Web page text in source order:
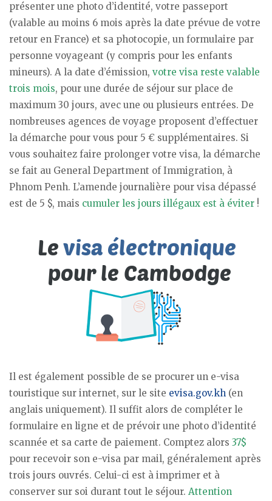
présenter une photo d’identité, votre passeport
(valable au moins 6 mois après la date prévue de votre
retour en France) et sa photocopie, un formulaire par
personne voyageant (y compris pour les enfants
mineurs). A la date d’émission, votre visa reste valable
trois mois, pour une durée de séjour sur place de
maximum 30 jours, avec une ou plusieurs entrées. De
nombreuses agences de voyage proposent d’effectuer
la démarche pour vous pour 5 € supplémentaires. Si
vous souhaitez faire prolonger votre visa, la démarche
se fait au General Department of Immigration, à
Phnom Penh. L’amende journalière pour visa dépassé
est de 5 $, mais cumuler les jours illégaux est à éviter !
Il est également possible de se procurer un e-visa
touristique sur internet, sur le site evisa.gov.kh (en
anglais uniquement). Il suffit alors de compléter le
formulaire en ligne et de prévoir une photo d’identité
scannée et sa carte de paiement. Comptez alors 37$
pour recevoir son e-visa par mail, généralement après
trois jours ouvrés. Celui-ci est à imprimer et à
conserver sur soi durant tout le séjour. Attention